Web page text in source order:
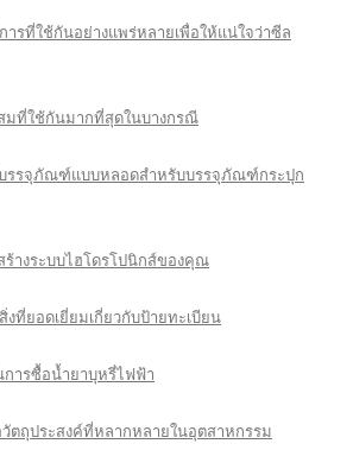
ารที่ใช้กันอย่างแพร่หลายเพื่อให้แน่ใจว่าซีล
มที่ใช้กันมากที่สุดในบางกรณี
บรรจุภัณฑ์แบบหลอดสำหรับบรรจุภัณฑ์กระปุก
ร้างระบบไฮโดรโปนิกส์ของคุณ
งที่ยอดเยี่ยมเกี่ยวกับป้ายทะเบียน
ารซื้อน้ำยาบุหรี่ไฟฟ้า
วัตถุประสงค์ที่หลากหลายในอุตสาหกรรม